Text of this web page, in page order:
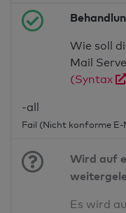
Wie soll
Mail
(Syntax
-all
Fail (Nicht konforme E-
Wird auf
Es wird